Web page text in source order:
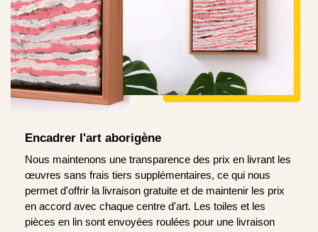
Encadrer l'art aborigène
Nous maintenons une transparence des prix en livrant les
œuvres sans frais tiers supplémentaires, ce qui nous
permet d'offrir la livraison gratuite et de maintenir les prix
en accord avec chaque centre d'art. Les toiles et les
pièces en lin sont envoyées roulées pour une livraison